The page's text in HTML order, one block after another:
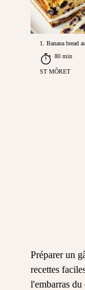
1. Banana bread
80 min
ST MÔRET
Préparer un
recettes
l'embarras